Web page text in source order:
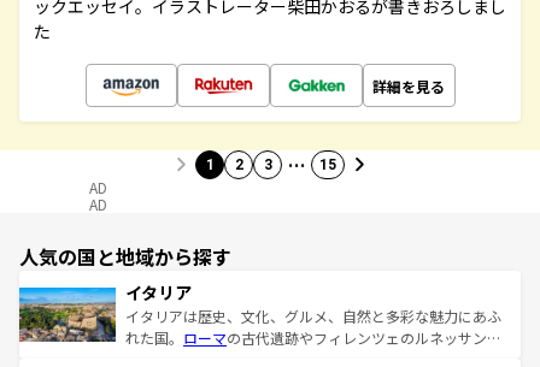
ックエッセイ。イラストレーター柴田かおるが書きおろしまし
た
詳細を見る
1 2 3 … 15
AD
AD
人気の国と地域から探す
イタリア
イタリアは歴史、文化、グルメ、自然と多彩な魅力にあふ
れた国。 ローマの古代遺跡やフィレンツェのルネッサンス